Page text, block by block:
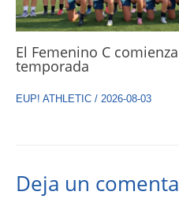
El Femenino C
temporada
EUP! ATHLETIC / 2026-08-03
Deja un